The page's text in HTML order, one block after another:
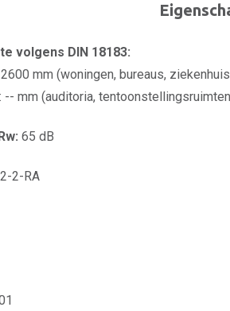
volgens DIN 18183:
mm (woningen, bureaus,
mm (auditoria,
65 dB
2-RA